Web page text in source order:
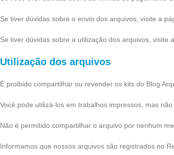
Se tiver dúvidas sobre o envio dos arquivos, visite a
Se tiver dúvidas sobre a utilização dos arquivos, visite
Utilização dos arquivos
É proibido compartilhar ou revender os kits do Blog
Você pode utilizá-los em trabalhos impressos, mas
Não é permitido compartilhar o arquivo por nenhum
Informamos que nossos arquivos são registrados no